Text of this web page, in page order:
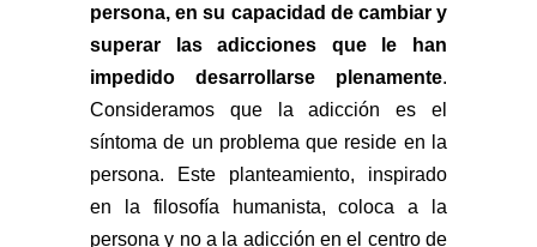
persona, en su capacidad de cambiar y
superar las adicciones que le han
impedido desarrollarse plenamente.
Consideramos que la adicción es el
síntoma de un problema que reside en la
persona. Este planteamiento, inspirado
en la filosofía humanista, coloca a la
persona y no a la adicción en el centro de